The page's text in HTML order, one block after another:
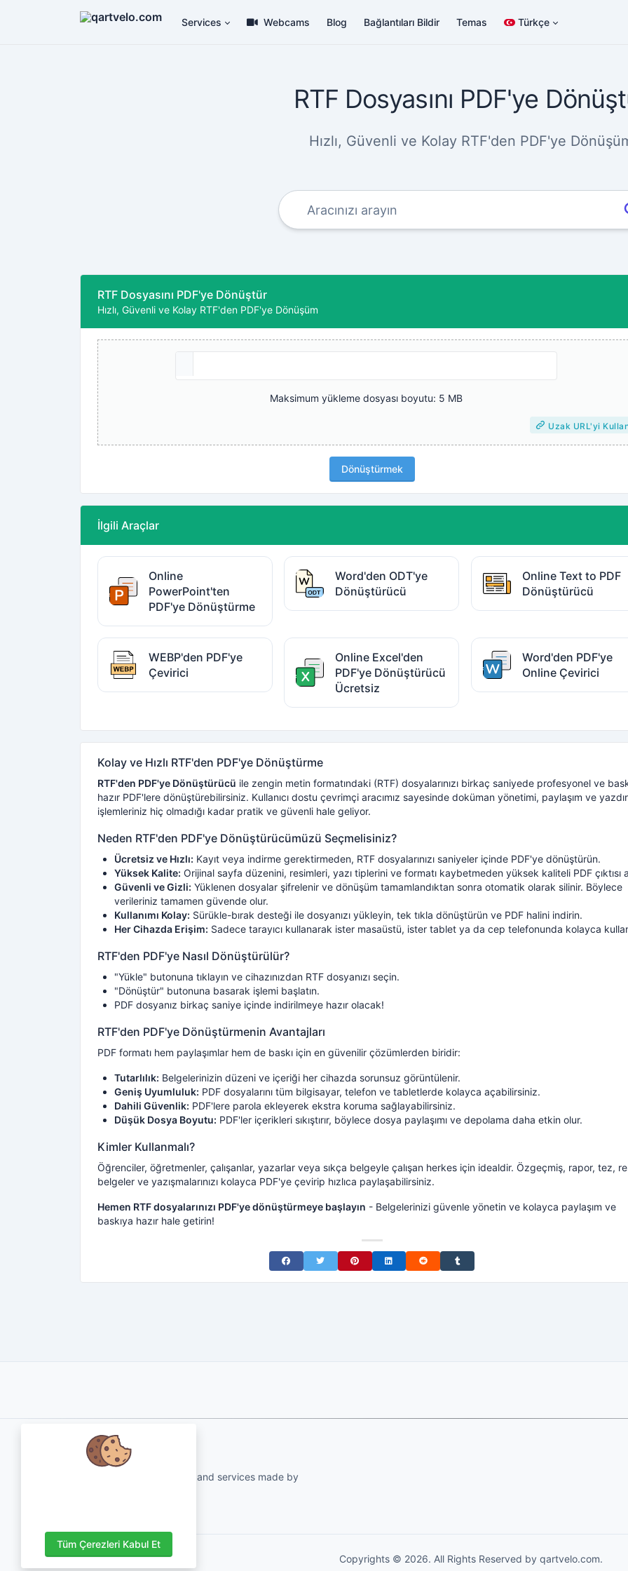
Services Webcams Blog Bağlantıları Bildir Temas Türkçe
RTF Dosyasını PDF'ye
Hızlı, Güvenli ve Kolay RTF'den PDF'ye
RTF Dosyasını PDF'ye Dönüştür
Hızlı, Güvenli ve Kolay RTF'den PDF'ye Dönüşüm
Maksimum yükleme dosyası boyutu: 5 MB
Uzak URL'yi
Dönüştürmek
İlgili Araçlar
Online
PowerPoint'ten
PDF'ye Dönüştürme
Word'den ODT'ye
Dönüştürücü
Online Text to PDF
Dönüştürücü
WEBP'den PDF'ye
Çevirici
Online Excel'den
PDF'ye Dönüştürücü
Ücretsiz
Word'den PDF'ye
Online Çevirici
Kolay ve Hızlı RTF'den PDF'ye Dönüştürme
RTF'den PDF'ye Dönüştürücü ile zengin metin formatındaki (RTF) dosyalarınızı birkaç saniyede profesyonel ve
hazır PDF'lere dönüştürebilirsiniz. Kullanıcı dostu çevrimçi aracımız sayesinde doküman yönetimi, paylaşım ve
işlemleriniz hiç olmadığı kadar pratik ve güvenli hale geliyor.
Neden RTF'den PDF'ye Dönüştürücümüzü Seçmelisiniz?
Ücretsiz ve Hızlı: Kayıt veya indirme gerektirmeden, RTF dosyalarınızı saniyeler içinde PDF'ye dönüştürün.
Yüksek Kalite: Orijinal sayfa düzenini, resimleri, yazı tiplerini ve formatı kaybetmeden yüksek kaliteli PDF çıktısı
Güvenli ve Gizli: Yüklenen dosyalar şifrelenir ve dönüşüm tamamlandıktan sonra otomatik olarak silinir. Böylece
verileriniz tamamen güvende olur.
Kullanımı Kolay: Sürükle-bırak desteği ile dosyanızı yükleyin, tek tıkla dönüştürün ve PDF halini indirin.
Her Cihazda Erişim: Sadece tarayıcı kullanarak ister masaüstü, ister tablet ya da cep telefonunda kolayca
RTF'den PDF'ye Nasıl Dönüştürülür?
"Yükle" butonuna tıklayın ve cihazınızdan RTF dosyanızı seçin.
"Dönüştür" butonuna basarak işlemi başlatın.
PDF dosyanız birkaç saniye içinde indirilmeye hazır olacak!
RTF'den PDF'ye Dönüştürmenin Avantajları
PDF formatı hem paylaşımlar hem de baskı için en güvenilir çözümlerden biridir:
Tutarlılık: Belgelerinizin düzeni ve içeriği her cihazda sorunsuz görüntülenir.
Geniş Uyumluluk: PDF dosyalarını tüm bilgisayar, telefon ve tabletlerde kolayca açabilirsiniz.
Dahili Güvenlik: PDF'lere parola ekleyerek ekstra koruma sağlayabilirsiniz.
Düşük Dosya Boyutu: PDF'ler içerikleri sıkıştırır, böylece dosya paylaşımı ve depolama daha etkin olur.
Kimler Kullanmalı?
Öğrenciler, öğretmenler, çalışanlar, yazarlar veya sıkça belgeyle çalışan herkes için idealdir. Özgeçmiş, rapor, tez,
belgeler ve yazışmalarınızı kolayca PDF'ye çevirip hızlıca paylaşabilirsiniz.
Hemen RTF dosyalarınızı PDF'ye dönüştürmeye başlayın - Belgelerinizi güvenle yönetin ve kolayca paylaşım ve
baskıya hazır hale getirin!
Share on Facebook
Share on TwitterShare on Pinterest
Share on LinkedIn
Share on RedditShare on Tumblr
About Us
qartvelo.com free online tools and services made by
Copyrights © 2026. All Rights Reserved by qartvelo.com.
Tüm Çerezleri Kabul Et